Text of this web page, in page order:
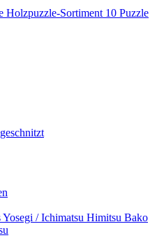
Holzpuzzle-Sortiment 10 Puzzle
Himitsu Bako